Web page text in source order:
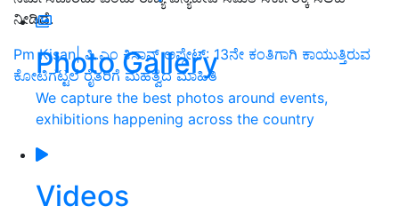
Photo Gallery
We capture the best photos around events,
exhibitions happening across the country
Videos
ನೀಡಿದೆ.
Pm Kisan| ಪಿ.ಎಂ ಕಿಸಾನ್‌ ಅಪ್ಡೇಟ್‌: 13ನೇ ಕಂತಿಗಾಗಿ ಕಾಯುತ್ತಿರುವ
ಕೋಟಿಗಟ್ಟಲೆ ರೈತರಿಗೆ ಮಹತ್ವದ ಮಾಹಿತಿ